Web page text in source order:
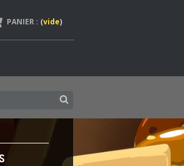
PANIER : (vide)